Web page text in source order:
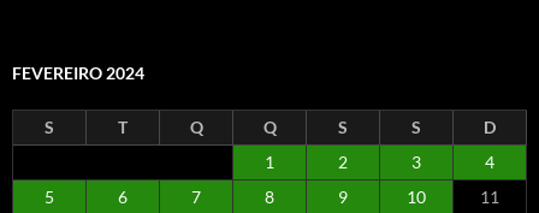
FEVEREIRO 2024
S T Q Q S S
D
1
2 3
4
5
6 7 8 9 10
11